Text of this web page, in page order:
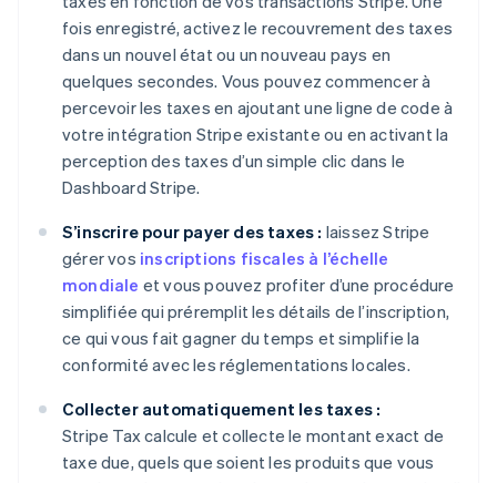
fois enregistré, activez le recouvrement des taxes
dans un nouvel état ou un nouveau pays en
quelques secondes. Vous pouvez commencer à
percevoir les taxes en ajoutant une ligne de code à
votre intégration Stripe existante ou en activant la
perception des taxes d’un simple clic dans le
Dashboard Stripe.
S’inscrire pour payer des taxes : laissez Stripe
gérer vos inscriptions fiscales à l’échelle
mondiale et vous pouvez profiter d’une procédure
simplifiée qui préremplit les détails de l’inscription,
ce qui vous fait gagner du temps et simplifie la
conformité avec les réglementations locales.
Collecter automatiquement les taxes :
Stripe Tax calcule et collecte le montant exact de
taxe due, quels que soient les produits que vous